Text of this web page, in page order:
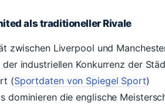
als traditioneller Rivale
zwischen Liverpool und
der industriellen Konkurrenz der
(Sportdaten von Spiegel Sport)
dominieren die englische